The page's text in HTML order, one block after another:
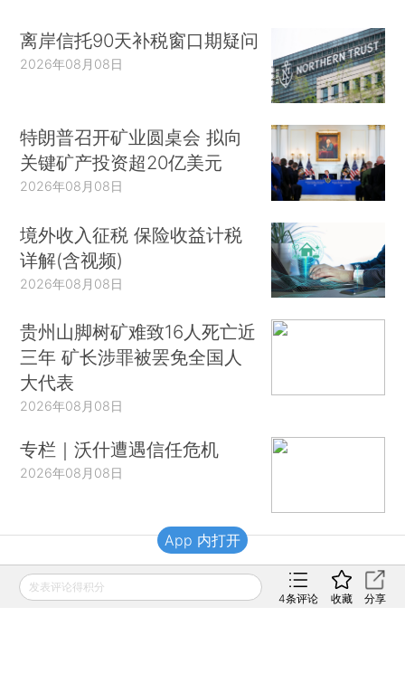
离岸信托90天补税窗口期疑问
2026年08月08日
特朗普召开矿业圆桌会 拟向
关键矿产投资超20亿美元
2026年08月08日
境外收入征税 保险收益计税
详解(含视频)
2026年08月08日
贵州山脚树矿难致16人死亡近
三年 矿长涉罪被罢免全国人
大代表
2026年08月08日
专栏｜沃什遭遇信任危机
2026年08月08日
财新移动
发表评论得积分
4条评论 收藏 分享
App 内打开